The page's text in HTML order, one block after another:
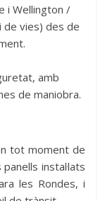
i Wellington /
de vies) des de
amb
de maniobra.
tot moment de
instal·lats
les Rondes, i